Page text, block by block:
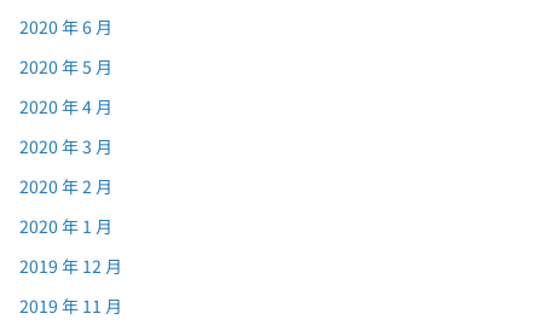
2020 年 6 月
2020 年 5 月
2020 年 4 月
2020 年 3 月
2020 年 2 月
2020 年 1 月
2019 年 12 月
2019 年 11 月